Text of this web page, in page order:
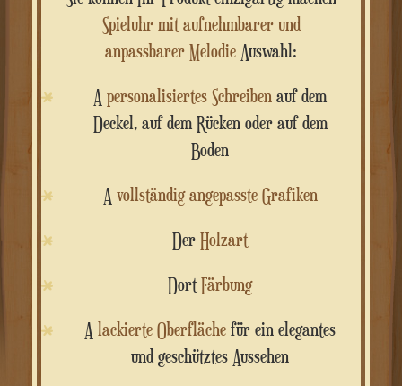
Spieluhr mit aufnehmbarer und
anpassbarer Melodie Auswahl:
personalisiertes Schreiben auf dem
Deckel, auf dem Rücken oder auf dem
Boden
vollständig angepasste Grafiken
Der Holzart
Dort Färbung
lackierte Oberfläche für ein elegantes
und geschütztes Aussehen